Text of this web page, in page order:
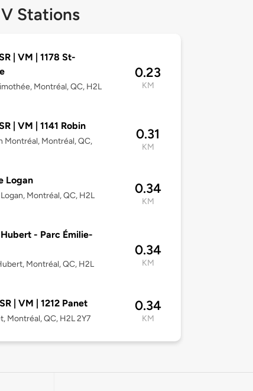
Stations
| VM | 1178 St-
Montréal, QC, H2L
0.23
KM
| VM | 1141 Robin
Montréal, Montréal, QC,
0.31
KM
Logan
Montréal, QC, H2L
0.34
KM
- Parc Émilie-
Montréal, QC, H2L
0.34
KM
| VM | 1212 Panet
Montréal, QC, H2L 2Y7
0.34
KM